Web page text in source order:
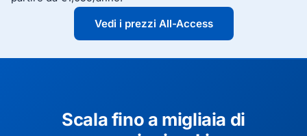
Vedi i prezzi All-Access
Scala fino a migliaia di